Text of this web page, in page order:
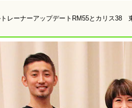
レーナーアップデートRM55とカリス38